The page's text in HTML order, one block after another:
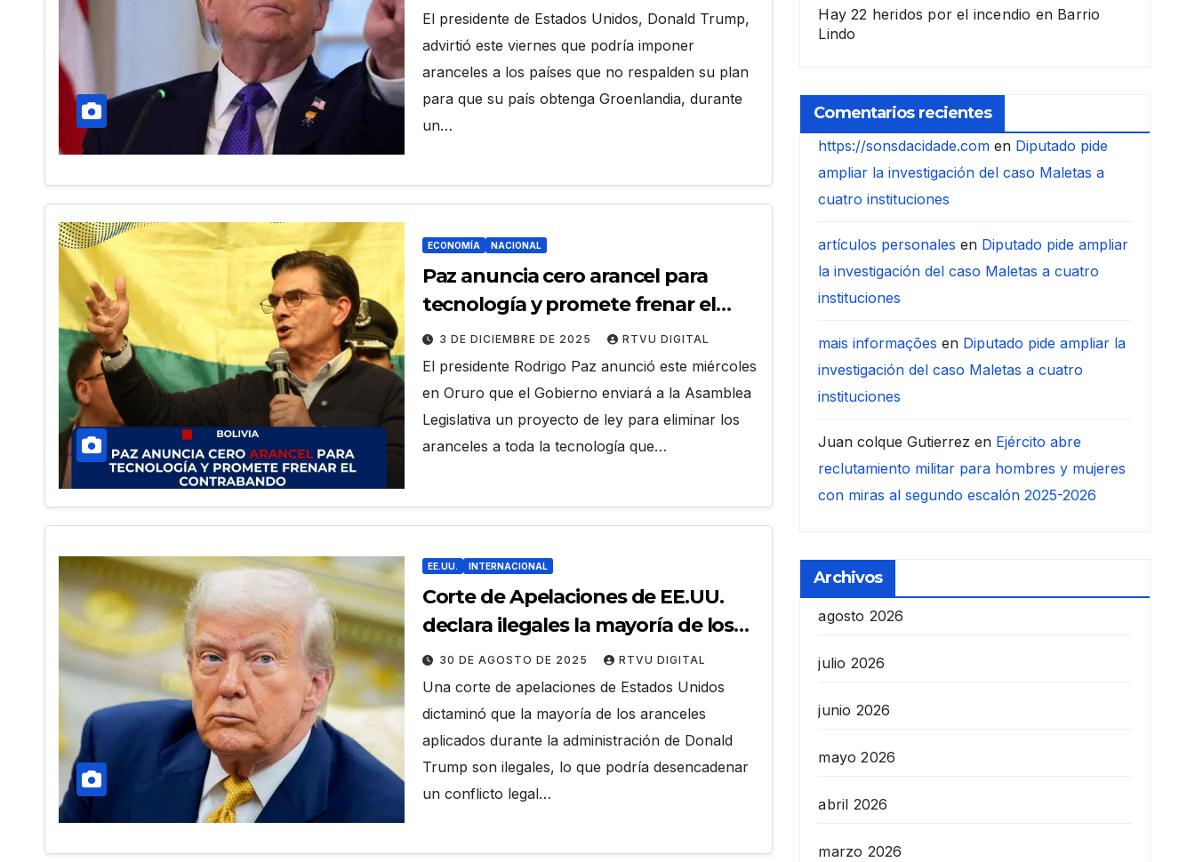
El presidente de Estados Unidos, Donald Trump,
advirtió este viernes que podría imponer
aranceles a los países que no respalden su plan
para que su país obtenga Groenlandia, durante
un…
ECONOMÍA NACIONAL
Paz anuncia cero arancel para
tecnología y promete frenar el
contrabando
3 DE DICIEMBRE DE 2025 RTVU DIGITAL
El presidente Rodrigo Paz anunció este miércoles
en Oruro que el Gobierno enviará a la Asamblea
Legislativa un proyecto de ley para eliminar los
aranceles a toda la tecnología que…
EE.UU. INTERNACIONAL
Corte de Apelaciones de EE.UU.
declara ilegales la mayoría de los
aranceles impuestos por Trump
30 DE AGOSTO DE 2025 RTVU DIGITAL
Una corte de apelaciones de Estados Unidos
dictaminó que la mayoría de los aranceles
aplicados durante la administración de Donald
Trump son ilegales, lo que podría desencadenar
un conflicto legal…
Hay 22 heridos por el incendio en Barrio
Lindo
Comentarios recientes
https://sonsdacidade.com en Diputado pide
ampliar la investigación del caso Maletas a
cuatro instituciones
artículos personales en Diputado pide ampliar
la investigación del caso Maletas a cuatro
instituciones
mais informações en Diputado pide ampliar la
investigación del caso Maletas a cuatro
instituciones
Juan colque Gutierrez en Ejército abre
reclutamiento militar para hombres y mujeres
con miras al segundo escalón 2025-2026
Archivos
agosto 2026
julio 2026
junio 2026
mayo 2026
abril 2026
marzo 2026